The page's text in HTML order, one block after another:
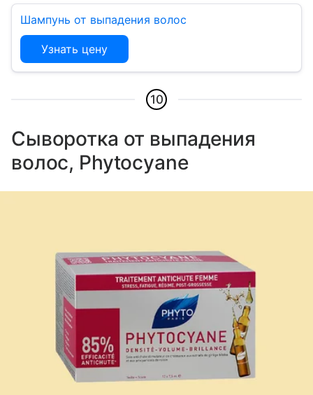
Шампунь от выпадения волос
Узнать цену
10
Сыворотка от выпадения
волос, Phytocyane